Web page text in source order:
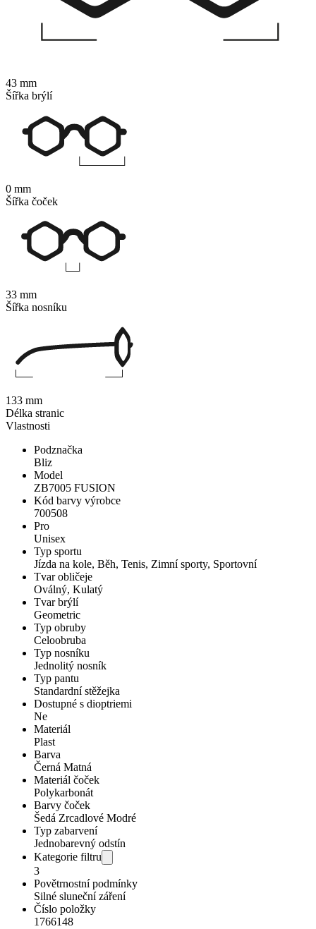
Vlastnosti
Podznačka
Bliz
Model
ZB7005 FUSION
Kód barvy výrobce
700508
Pro
Unisex
Typ sportu
Jízda na kole, Běh, Tenis, Zimní sporty, Sportovní
Tvar obličeje
Oválný, Kulatý
Tvar brýlí
Geometric
Typ obruby
Celoobruba
Typ nosníku
Jednolitý nosník
Typ pantu
Standardní stěžejka
Dostupné s dioptriemi
Ne
Materiál
Plast
Barva
Černá Matná
Materiál čoček
Polykarbonát
Barvy čoček
Šedá Zrcadlové Modré
Typ zabarvení
Jednobarevný odstín
Kategorie filtru
3
Povětrnostní podmínky
Silné sluneční záření
Číslo položky
1766148
43 mm
Šířka brýlí
0 mm
Šířka čoček
33 mm
Šířka nosníku
133 mm
Délka stranic